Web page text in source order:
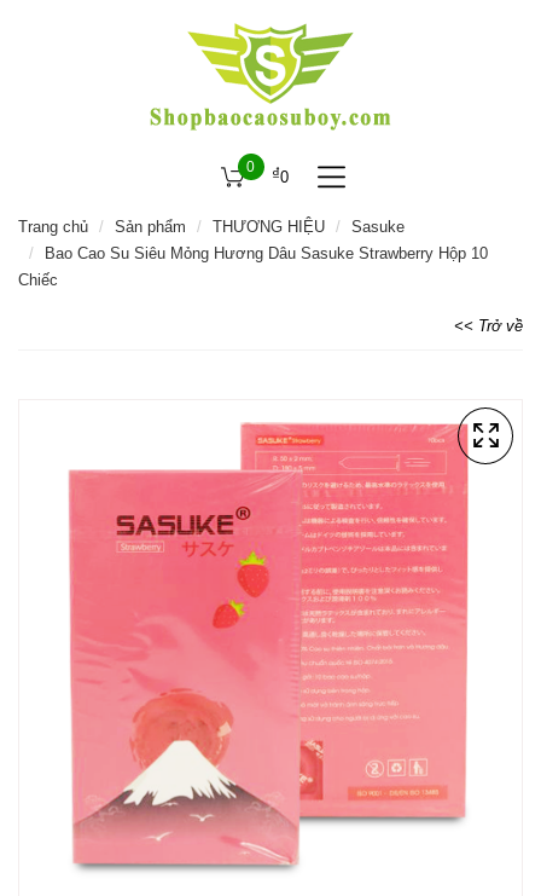
0
0
₫
Trang chủ Sản phẩm THƯƠNG HIỆU
Sasuke
Bao Cao Su Siêu Mỏng Hương Dâu Sasuke Strawberry Hộp 10
Chiếc
<< Trở về